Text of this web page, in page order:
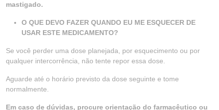
mastigado.
O QUE DEVO FAZER QUANDO EU ME ESQUECER DE
USAR ESTE MEDICAMENTO?
Se você perder uma dose planejada, por esquecimento ou por
qualquer intercorrência, não tente repor essa dose.
Aguarde até o horário previsto da dose seguinte e tome
normalmente.
Em caso de dúvidas, procure orientação do farmacêutico ou